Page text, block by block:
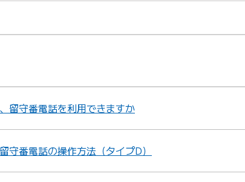
留守番電話を利用できますか
番電話の操作方法（タイプD）